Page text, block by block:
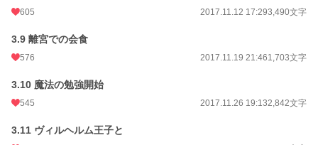
605 2017.11.12 17:293,490文字
3.9 離宮での会食
576 2017.11.19 21:461,703文字
3.10 魔法の勉強開始
545 2017.11.26 19:132,842文字
3.11 ヴィルヘルム王子と